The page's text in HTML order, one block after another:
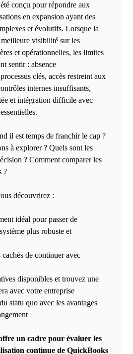
conçu pour répondre aux
en expansion ayant des
et évolutifs. Lorsque la
visibilité sur les
et opérationnelles, les limites
sentir : absence
clés, accès restreint aux
internes insuffisants,
et intégration difficile avec
il est temps de franchir le cap ?
à explorer ? Quels sont les
? Comment comparer les
?
découvrirez :
idéal pour passer de
plus robuste et
de continuer avec
disponibles et trouvez une
avec votre entreprise
statu quo avec les avantages
un cadre pour évaluer les
continue de QuickBooks